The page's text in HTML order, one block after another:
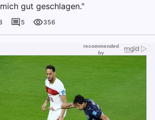
gut geschlagen."
5 356